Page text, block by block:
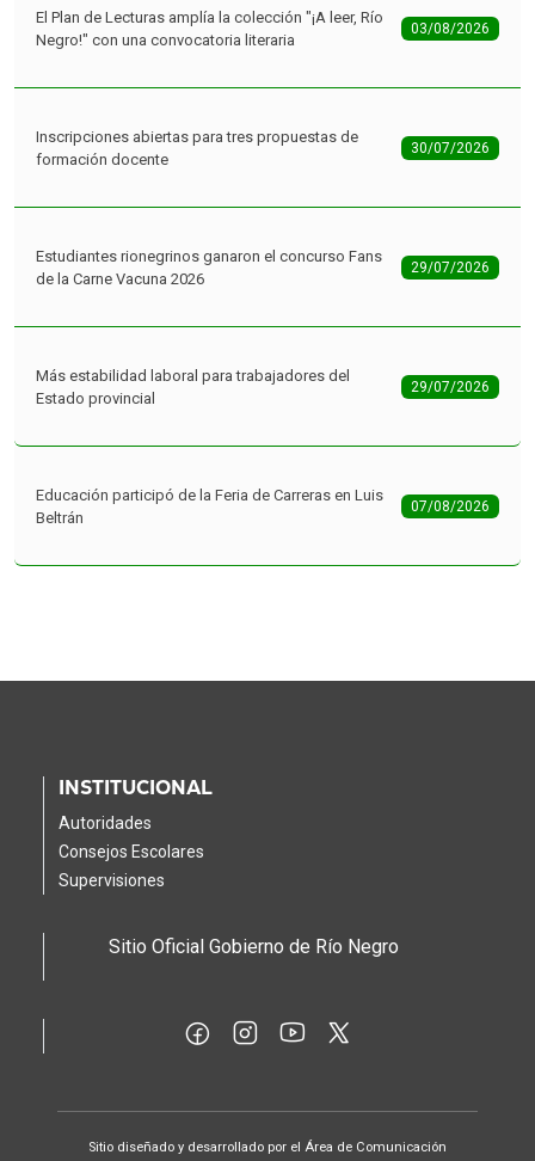
El Plan de Lecturas amplía la colección "¡A leer, Río
Negro!" con una convocatoria literaria
03/08/2026
Inscripciones abiertas para tres propuestas de
formación docente
30/07/2026
Estudiantes rionegrinos ganaron el concurso Fans
de la Carne Vacuna 2026
29/07/2026
Más estabilidad laboral para trabajadores del
Estado provincial
29/07/2026
Educación participó de la Feria de Carreras en Luis
Beltrán
07/08/2026
INSTITUCIONAL
Autoridades
Consejos Escolares
Supervisiones
Sitio Oficial Gobierno de Río Negro
Sitio diseñado y desarrollado por el Área de Comunicación